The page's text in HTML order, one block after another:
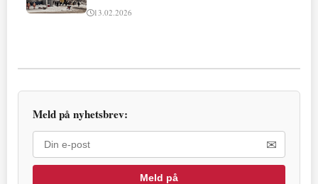
13.02.2026
Meld på nyhetsbrev:
✉
Meld på